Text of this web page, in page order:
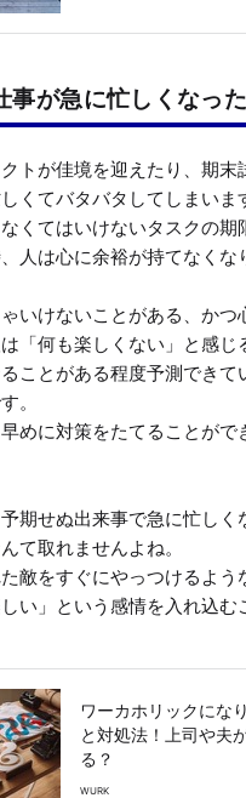
事が急に忙しくなっ
トが佳境を迎えたり、期末
くてバタバタしてしまいま
くてはいけないタスクの期
人は心に余裕が持てなくな
いけないことがある、かつ
「何も楽しくない」と感じ
ことがある程度予測できて
。
めに対策をたてることがで
期せぬ出来事で急に忙しく
て取れませんよね。
敵をすぐにやっつけるよう
い」という感情を入れ込む
ワーカホリックにな
と対処法！上司や夫
る？
WURK